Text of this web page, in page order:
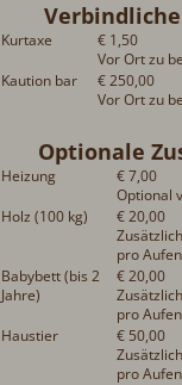
Kurtaxe
€ 1,50
Vor Ort zu
Kaution bar
€ 250,00
Vor Ort zu
Optionale
Heizung
€ 7,00
Optional
Holz (100 kg)
€ 20,00
pro
Babybett (bis 2
Jahre)
€ 20,00
pro
Haustier
€ 50,00
pro